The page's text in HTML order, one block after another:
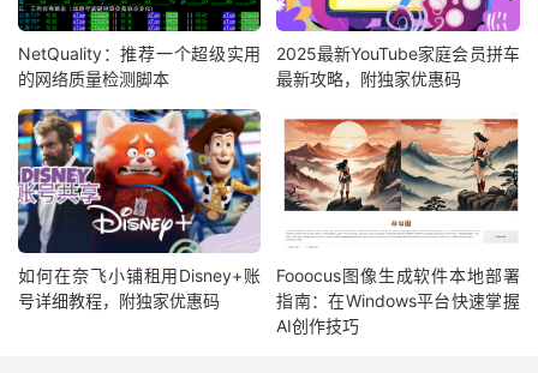
NetQuality：推荐一个超级实用
的网络质量检测脚本
2025最新YouTube家庭会员拼车
最新攻略，附独家优惠码
如何在奈飞小铺租用Disney+账
号详细教程，附独家优惠码
Fooocus图像生成软件本地部署
指南：在Windows平台快速掌握
AI创作技巧